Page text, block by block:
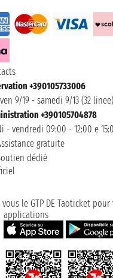
+390105733006
9/19 - samedi 9/13 (32 linee)
+390105704878
- vendredi 09:00 - 12:00 e
gratuite
dédié
le GTP DE Taoticket
applications